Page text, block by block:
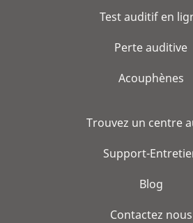
Test auditif en
Perte auditive
Acouphènes
Trouvez un centre
Support-
Blog
Contactez nous